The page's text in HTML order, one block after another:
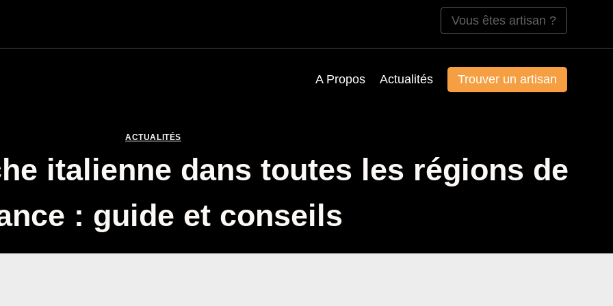
Vous êtes artisan ?
A Propos Actualités Trouver un artisan
ACTUALITÉS
italienne dans toutes les régions de
: guide et conseils